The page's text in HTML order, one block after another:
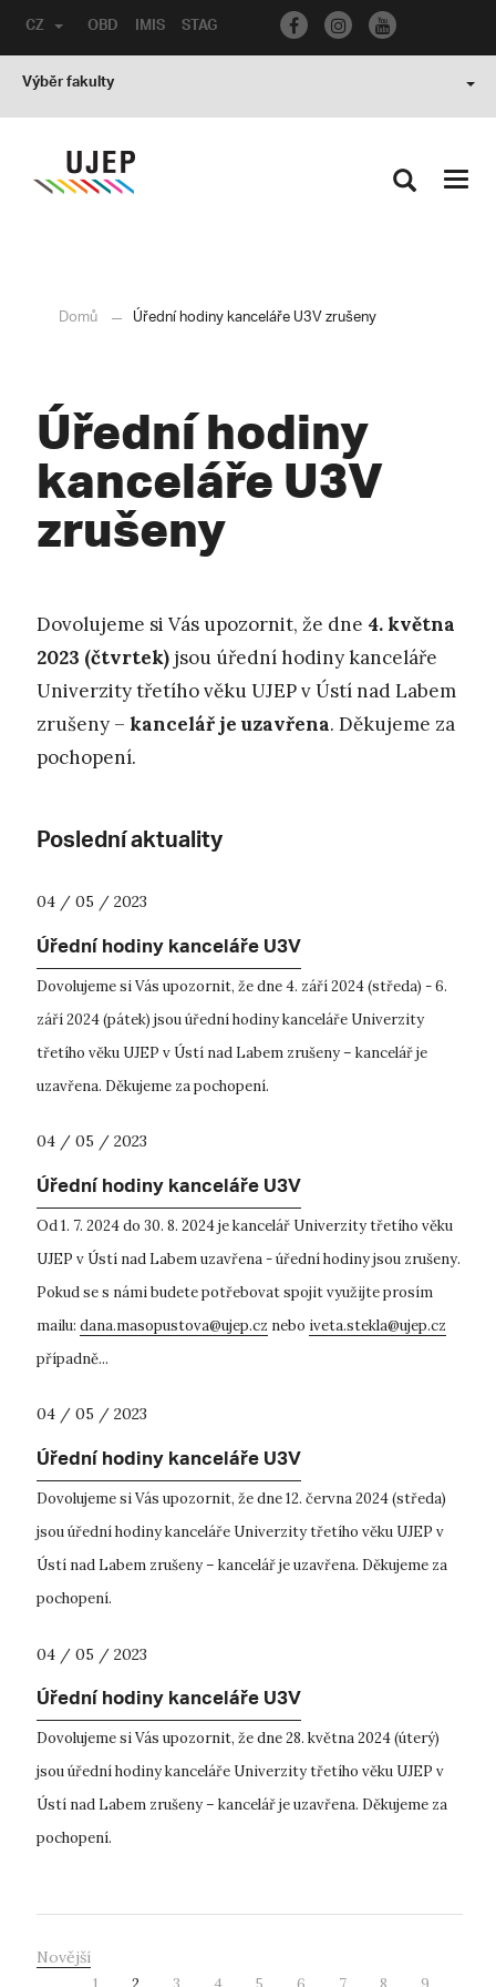
OBD IMIS STAG
CZ
Výběr fakulty
Domů Úřední hodiny kanceláře U3V zrušeny
Úřední hodiny
kanceláře U3V
zrušeny
Dovolujeme si Vás upozornit, že dne 4. května
2023 (čtvrtek) jsou úřední hodiny kanceláře
Univerzity třetího věku UJEP v Ústí nad Labem
zrušeny – kancelář je uzavřena. Děkujeme za
pochopení.
Poslední aktuality
04 / 05 / 2023
Úřední hodiny kanceláře U3V
Dovolujeme si Vás upozornit, že dne 4. září 2024 (středa) - 6.
září 2024 (pátek) jsou úřední hodiny kanceláře Univerzity
třetího věku UJEP v Ústí nad Labem zrušeny – kancelář je
uzavřena. Děkujeme za pochopení.
04 / 05 / 2023
Úřední hodiny kanceláře U3V
Od 1. 7. 2024 do 30. 8. 2024 je kancelář Univerzity třetího věku
UJEP v Ústí nad Labem uzavřena - úřední hodiny jsou zrušeny.
Pokud se s námi budete potřebovat spojit využijte prosím
mailu: dana.masopustova@ujep.cz nebo iveta.stekla@ujep.cz
případně...
04 / 05 / 2023
Úřední hodiny kanceláře U3V
Dovolujeme si Vás upozornit, že dne 12. června 2024 (středa)
jsou úřední hodiny kanceláře Univerzity třetího věku UJEP v
Ústí nad Labem zrušeny – kancelář je uzavřena. Děkujeme za
pochopení.
04 / 05 / 2023
Úřední hodiny kanceláře U3V
Dovolujeme si Vás upozornit, že dne 28. května 2024 (úterý)
jsou úřední hodiny kanceláře Univerzity třetího věku UJEP v
Ústí nad Labem zrušeny – kancelář je uzavřena. Děkujeme za
pochopení.
Novější